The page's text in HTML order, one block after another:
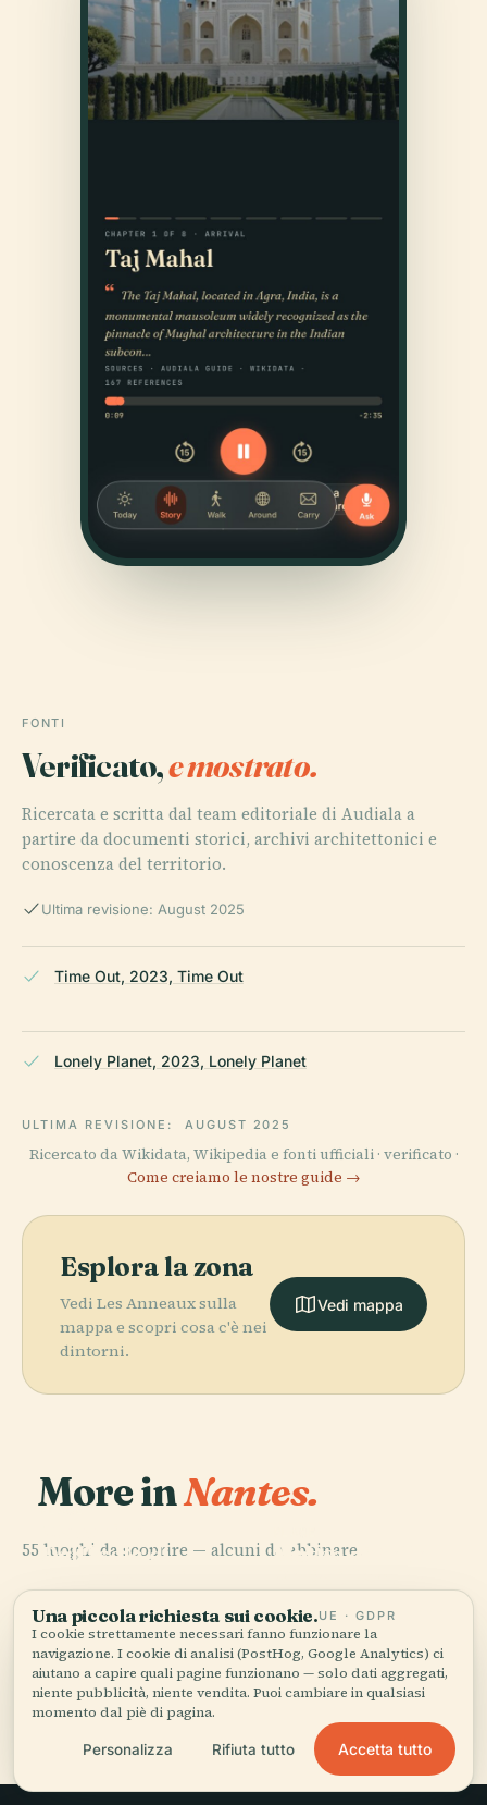
FONTI
Verificato,e mostrato.
Ricercata e scritta dal team editoriale di Audiala a
partire da documenti storici, archivi architettonici e
conoscenza del territorio.
Ultima revisione: August 2025
Time Out, 2023, Time Out
Lonely Planet, 2023, Lonely Planet
ULTIMA REVISIONE: AUGUST 2025
Ricercato da Wikidata, Wikipedia e fonti ufficiali · verificato ·
Come creiamo le nostre guide →
Esplora la zona
Vedi Les Anneaux sulla
mappa e scopri cosa c'è nei
dintorni.
Vedi mappa
More inNantes.
55 luoghi da scoprire — alcuni da abbinare.
PLACE
Dell'Isola di
Museo di Belle
PLACE
Nantes
Île De
(Nantes)
Tutti i 55 luoghi di Nantes
Una piccola richiesta sui cookie.UE · GDPR
I cookie strettamente necessari fanno funzionare la
navigazione. I cookie di analisi (PostHog, Google Analytics) ci
aiutano a capire quali pagine funzionano — solo dati aggregati,
niente pubblicità, niente vendita. Puoi cambiare in qualsiasi
momento dal piè di pagina.
Personalizza Rifiuta tutto Accetta tutto